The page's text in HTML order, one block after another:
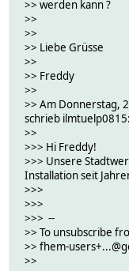
>> werden kann ?
>>
>>
>> Liebe Grüsse
>>
>> Freddy
>>
>> Am Donnerstag,
schrieb ilmtuelp0815:
>>
>>> Hi Freddy!
>>> Unsere
Installation seit
>>>
>>>
>>> --
>> To unsubscribe
>> fhem-
>>